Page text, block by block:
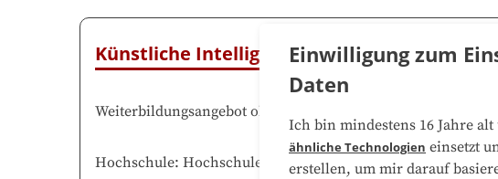
Künstliche Intelligenz in
Weiterbildungsangebot ohne Prüfung
Hochschule: Hochschule Aalen–die Weiterbildung findet in
Einwilligung zum
Daten
Ich bin mindestens 16 Jahre
ähnliche Technologien einsetzt
erstellen, um mir darauf